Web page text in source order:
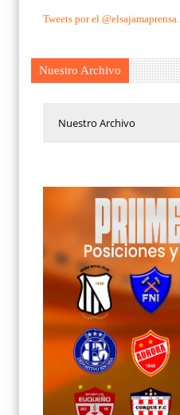
Tweets por el @elsajamaprensa.
Nuestro Archivo